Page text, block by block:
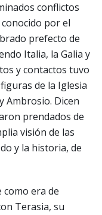
conflictos
por el
prefecto de
Italia, la Galia y
y contactos tuvo
de la Iglesia
Ambrosio. Dicen
prendados de
visión de las
y la historia, de
era de
Terasia, su